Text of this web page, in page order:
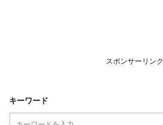
スポンサーリンク
キーワード